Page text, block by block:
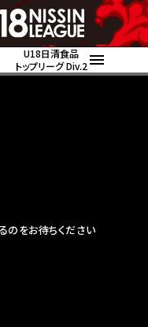
U18日清食品
トップリーグ Div.2
をお待ちください